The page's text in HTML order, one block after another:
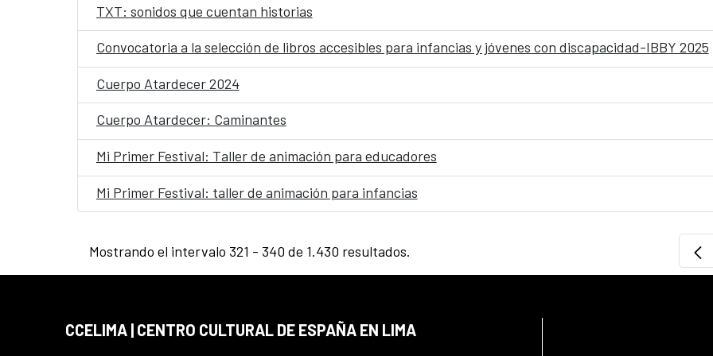
TXT: sonidos que cuentan historias
Convocatoria a la selección de libros accesibles para infancias y jóvenes con discapacidad-IBBY 2025
Cuerpo Atardecer 2024
Cuerpo Atardecer: Caminantes
Mi Primer Festival: Taller de animación para educadores
Mi Primer Festival: taller de animación para infancias
Mostrando el intervalo 321 - 340 de 1.430 resultados.
CCELIMA | CENTRO CULTURAL DE ESPAÑA EN LIMA